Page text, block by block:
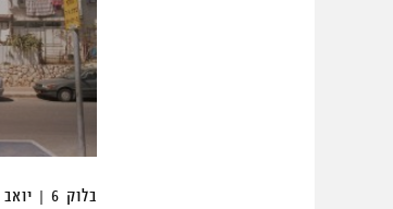
בלוק 6 | יואב מאירי